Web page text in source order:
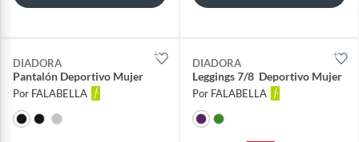
DIADORA
Pantalón Deportivo Mujer
Por FALABELLA
DIADORA
Leggings 7/8 Deportivo Mujer
Por FALABELLA